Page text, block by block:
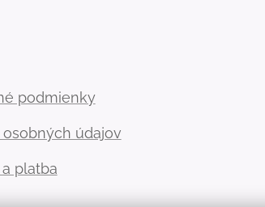
podmienky
osobných údajov
platba